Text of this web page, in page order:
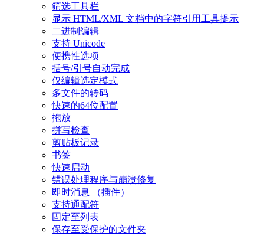
筛选工具栏
显示 HTML/XML 文档中的字符引用工具提示
二进制编辑
支持 Unicode
便携性选项
括号/引号自动完成
仅编辑选定模式
多文件的转码
快速的64位配置
拖放
拼写检查
剪贴板记录
书签
快速启动
错误处理程序与崩溃修复
即时消息 （插件）
支持通配符
固定至列表
保存至受保护的文件夹